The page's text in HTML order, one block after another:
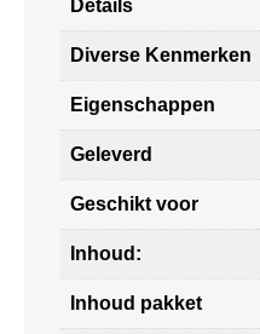
Details
Diverse Kenmerken
Eigenschappen
Geleverd
Geschikt voor
Inhoud:
Inhoud pakket